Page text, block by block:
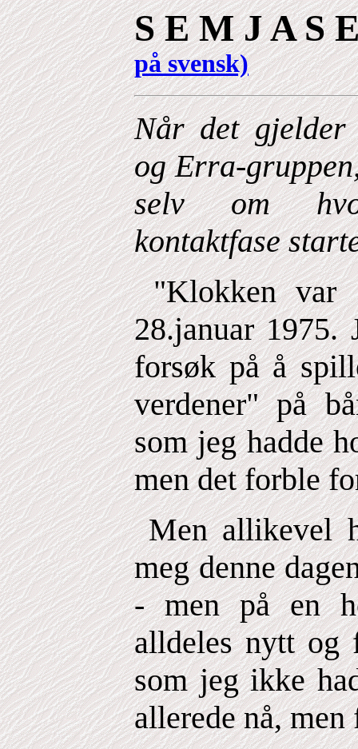
S E M J A S
på svensk)
Når det gjelder
og Erra-
selv om
kontaktfase
"Klokken var
28.januar 1975.
forsøk på å
verdener" på
som jeg hadde
men det forble
Men allikevel
meg denne
- men på en
alldeles nytt og
som jeg ikke
allerede nå, men